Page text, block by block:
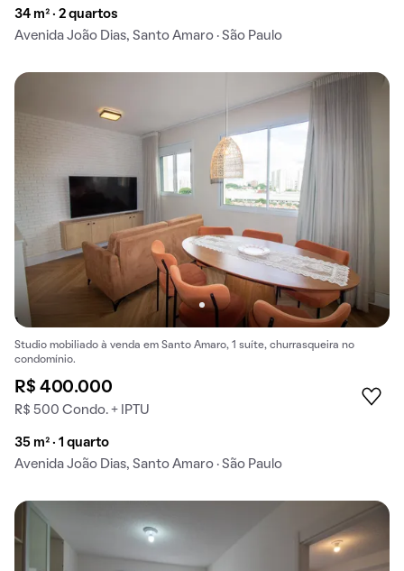
34 m² · 2 quartos
Avenida João Dias, Santo Amaro · São Paulo
Studio mobiliado à venda em Santo Amaro, 1 suíte, churrasqueira no
condomínio.
R$ 400.000
R$ 500 Condo. + IPTU
35 m² · 1 quarto
Avenida João Dias, Santo Amaro · São Paulo